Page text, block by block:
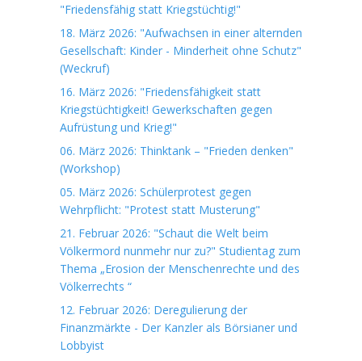
"Friedensfähig statt Kriegstüchtig!"
18. März 2026: "Aufwachsen in einer alternden
Gesellschaft: Kinder - Minderheit ohne Schutz"
(Weckruf)
16. März 2026: "Friedensfähigkeit statt
Kriegstüchtigkeit! Gewerkschaften gegen
Aufrüstung und Krieg!"
06. März 2026: Thinktank – "Frieden denken"
(Workshop)
05. März 2026: Schülerprotest gegen
Wehrpflicht: "Protest statt Musterung"
21. Februar 2026: "Schaut die Welt beim
Völkermord nunmehr nur zu?" Studientag zum
Thema „Erosion der Menschenrechte und des
Völkerrechts “
12. Februar 2026: Deregulierung der
Finanzmärkte - Der Kanzler als Börsianer und
Lobbyist